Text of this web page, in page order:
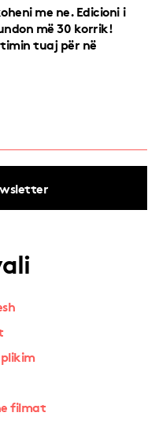
me ne. Edicioni i
më 30 korrik!
tuaj për në
filmat